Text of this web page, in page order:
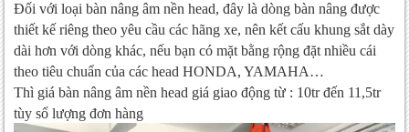
Đối với loại bàn nâng âm nền head, đây là dòng bàn nâng được
thiết kế riêng theo yêu cầu các hãng xe, nên kết cấu khung sắt dày
dài hơn với dòng khác, nếu bạn có mặt bằng rộng đặt nhiều cái
theo tiêu chuẩn của các head HONDA, YAMAHA…
Thì giá bàn nâng âm nền head giá giao động từ : 10tr đến 11,5tr
tùy số lượng đơn hàng